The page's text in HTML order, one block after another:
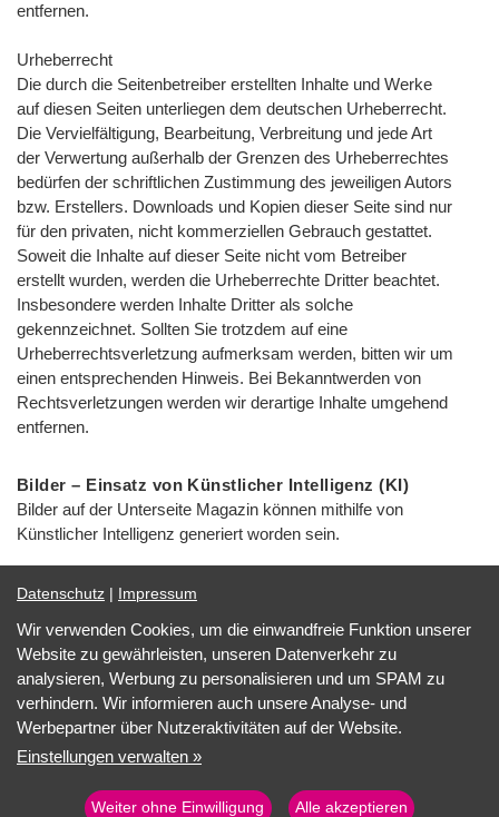
entfernen.
Urheberrecht
Die durch die Seitenbetreiber erstellten Inhalte und Werke
auf diesen Seiten unterliegen dem deutschen Urheberrecht.
Die Vervielfältigung, Bearbeitung, Verbreitung und jede Art
der Verwertung außerhalb der Grenzen des Urheberrechtes
bedürfen der schriftlichen Zustimmung des jeweiligen Autors
bzw. Erstellers. Downloads und Kopien dieser Seite sind nur
für den privaten, nicht kommerziellen Gebrauch gestattet.
Soweit die Inhalte auf dieser Seite nicht vom Betreiber
erstellt wurden, werden die Urheberrechte Dritter beachtet.
Insbesondere werden Inhalte Dritter als solche
gekennzeichnet. Sollten Sie trotzdem auf eine
Urheberrechtsverletzung aufmerksam werden, bitten wir um
einen entsprechenden Hinweis. Bei Bekanntwerden von
Rechtsverletzungen werden wir derartige Inhalte umgehend
entfernen.
Bilder – Einsatz von Künstlicher Intelligenz (KI)
Bilder auf der Unterseite Magazin können mithilfe von
Künstlicher Intelligenz generiert worden sein.
Impressum
Datenschutz
Barrierefreiheit
Cookie Einstellungen
Datenschutz Impressum
Wir verwenden Cookies, um die einwandfreie Funktion unserer
Website zu gewährleisten, unseren Datenverkehr zu
analysieren, Werbung zu personalisieren und um SPAM zu
verhindern. Wir informieren auch unsere Analyse- und
Werbepartner über Nutzeraktivitäten auf der Website.
Einstellungen verwalten »
Weiter ohne Einwilligung Alle akzeptieren